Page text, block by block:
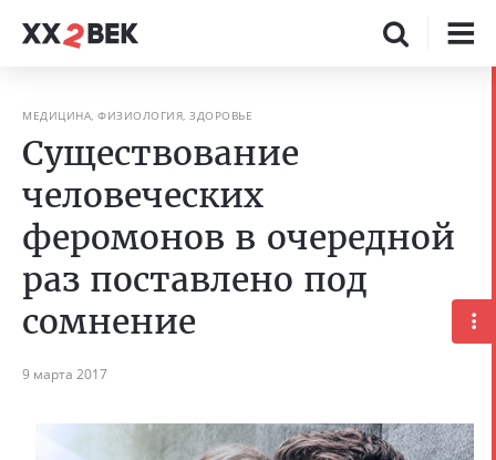
МЕДИЦИНА, ФИЗИОЛОГИЯ, ЗДОРОВЬЕ
Существование
человеческих
феромонов в очередной
раз поставлено под
сомнение
9 марта 2017